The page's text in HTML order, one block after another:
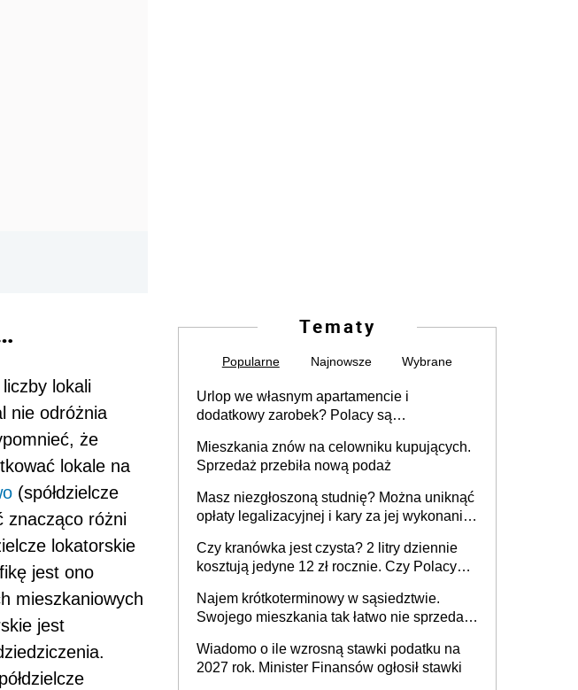
lokali
nie odróżnia
że
lokale na
(spółdzielcze
znacząco różni
lokatorskie
jest ono
mieszkaniowych
jest
Tematy
Popularne Najnowsze Wybrane
Urlop we własnym apartamencie i
dodatkowy zarobek? Polacy są
Mieszkania znów na celowniku kupujących.
Sprzedaż przebiła nową podaż
Masz niezgłoszoną studnię? Można uniknąć
opłaty legalizacyjnej i kary za jej wykonanie,
Czy kranówka jest czysta? 2 litry dziennie
kosztują jedyne 12 zł rocznie. Czy Polacy
Najem krótkoterminowy w sąsiedztwie.
Swojego mieszkania tak łatwo nie sprzedaż
Wiadomo o ile wzrosną stawki podatku na
2027 rok. Minister Finansów ogłosił stawki